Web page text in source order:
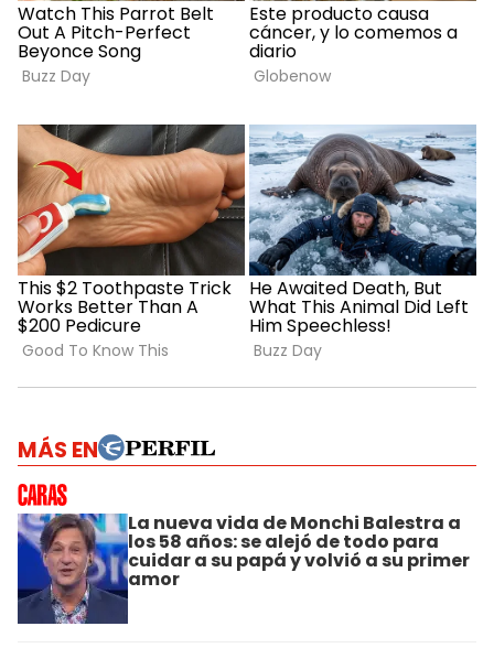
MÁS EN
La nueva vida de Monchi Balestra a
los 58 años: se alejó de todo para
cuidar a su papá y volvió a su primer
amor